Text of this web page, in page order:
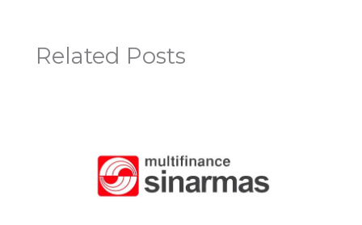
Related Posts